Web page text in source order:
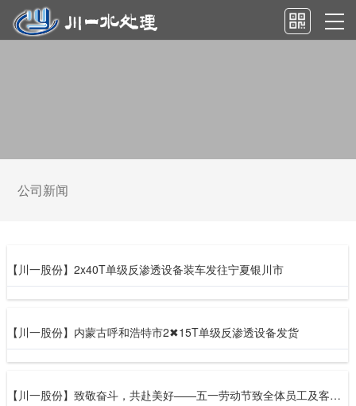
公司新闻
【川一股份】2x40T单级反渗透设备装车发往宁夏银川市
【川一股份】内蒙古呼和浩特市2✖15T单级反渗透设备发货
【川一股份】致敬奋斗，共赴美好——五一劳动节致全体员工及客户的祝福